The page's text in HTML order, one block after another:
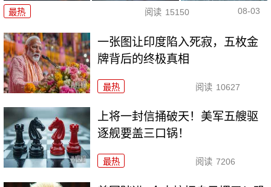
最热 阅读 15150 08-03
一张图让印度陷入死寂，五枚金
牌背后的终极真相
最热 阅读 10627
上将一封信捅破天！美军五艘驱
逐舰要盖三口锅！
最热 阅读 7206